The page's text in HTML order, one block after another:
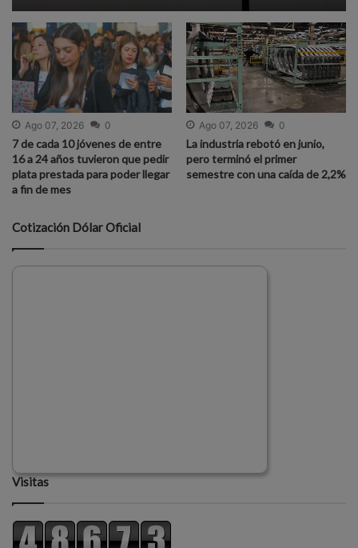
Ago 07, 2026 0
7 de cada 10 jóvenes de entre
16 a 24 años tuvieron que pedir
plata prestada para poder llegar
a fin de mes
Ago 07, 2026 0
La industria rebotó en junio,
pero terminó el primer
semestre con una caída de 2,2%
Cotización Dólar Oficial
Visitas